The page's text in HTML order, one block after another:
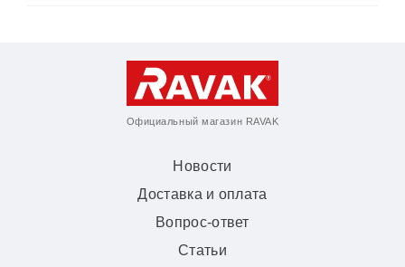
Официальный магазин RAVAK
Новости
Доставка и оплата
Вопрос-ответ
Статьи